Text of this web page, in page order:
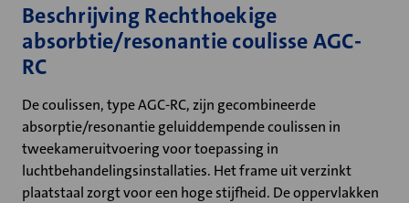
Beschrijving Rechthoekige
absorbtie/resonantie coulisse AGC-
RC
De coulissen, type AGC-RC, zijn gecombineerde
absorptie/resonantie geluiddempende coulissen in
tweekameruitvoering voor toepassing in
luchtbehandelingsinstallaties. Het frame uit verzinkt
plaatstaal zorgt voor een hoge stijfheid. De oppervlakken